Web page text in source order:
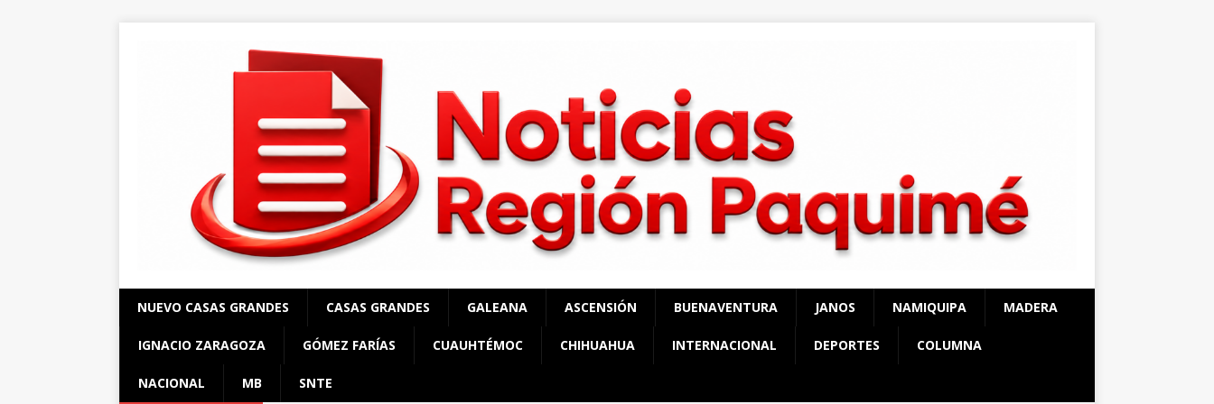
NUEVO CASAS GRANDES CASAS GRANDES GALEANA ASCENSIÓN BUENAVENTURA JANOS NAMIQUIPA MADERA
IGNACIO ZARAGOZA GÓMEZ FARÍAS CUAUHTÉMOC CHIHUAHUA INTERNACIONAL DEPORTES COLUMNA
NACIONAL MB SNTE